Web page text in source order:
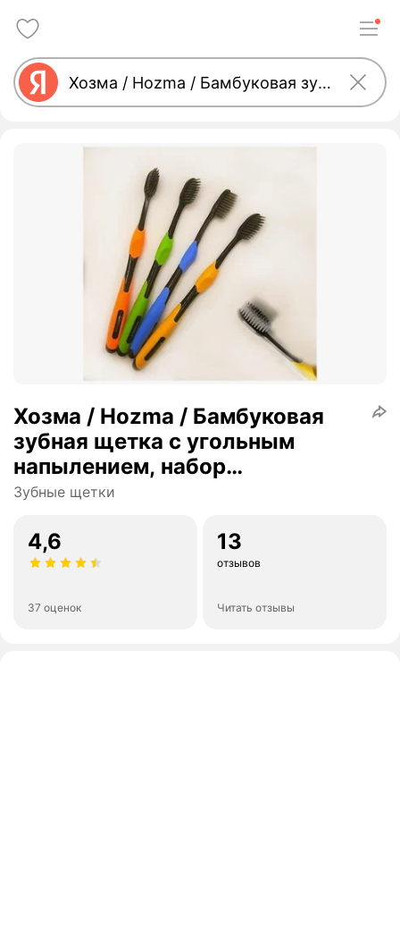
Хозма / Hozma / Бамбуковая
зубная щетка с угольным
напылением, набор
филированных бамбуковых
Зубные щетки
4,6
37 оценок
13
отзывов
Читать отзывы